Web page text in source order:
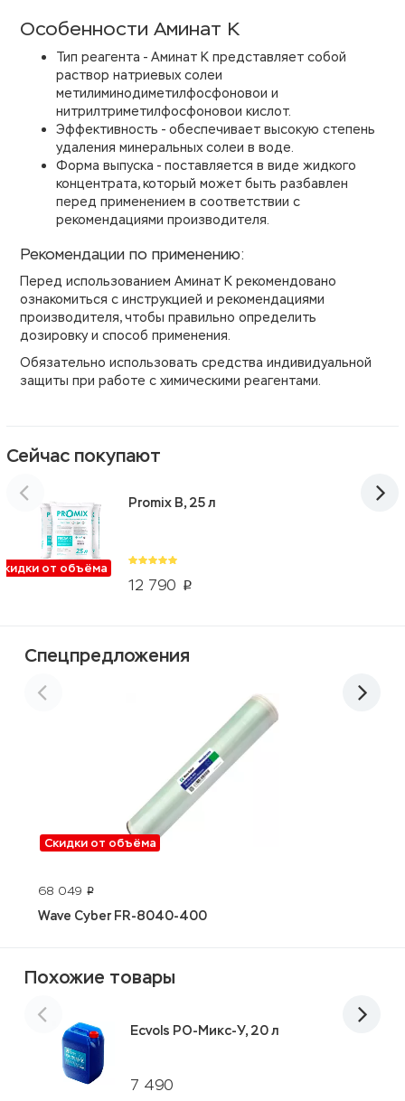
Особенности Аминат К
Тип реагента - Аминат К представляет собой
раствор натриевых солеи
метилиминодиметилфосфоновои и
нитрилтриметилфосфоновои кислот.
Эффективность - обеспечивает высокую степень
удаления минеральных солеи в воде.
Форма выпуска - поставляется в виде жидкого
концентрата, который может быть разбавлен
перед применением в соответствии с
рекомендациями производителя.
Рекомендации по применению:
Перед использованием Аминат К рекомендовано
ознакомиться с инструкцией и рекомендациями
производителя, чтобы правильно определить
дозировку и способ применения.
Обязательно использовать средства индивидуальной
защиты при работе с химическими реагентами.
Сейчас покупают
от объёма
12 790 p
Promix B, 25 л
Спецпредложения
Скидки от объёма
68 049 p
Wave Cyber FR-8040-400
Похожие товары
7 490
Ecvols РО-Микс-У, 20 л